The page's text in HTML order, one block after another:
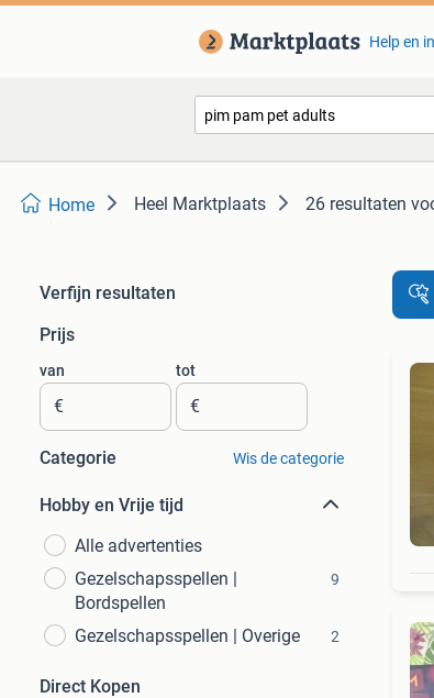
Help en
Home Heel Marktplaats 26 resultaten
Verfijn resultaten
Prijs
van
€
tot
€
Categorie Wis de categorie
Hobby en Vrije tijd
Alle advertenties
Gezelschapsspellen |
Bordspellen
9
Gezelschapsspellen | Overige 2
Direct Kopen